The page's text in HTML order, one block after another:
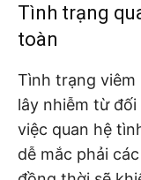
Tình trạng
toàn
Tình trạng viêm
lây nhiễm từ
việc quan hệ
dễ mắc phải